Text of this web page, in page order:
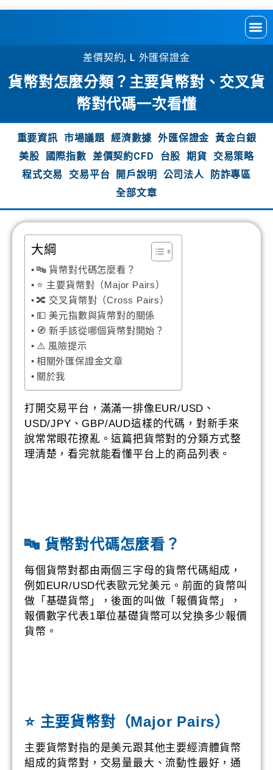
差價契約, L 外匯保證金
貨幣對怎麼分類？主要貨幣對、交叉貨
幣對代碼一次看懂
重要資訊 市場議題 經濟數據 外匯保證金 黃金白銀
美股
國際指數 差價契約CFD 台股 期貨
交易策略
程式交易
交易平台 開戶說明 公司法人
防詐專區
全部文章
大綱
🔤 貨幣對代碼怎麼看？
⭐ 主要貨幣對（Major Pairs）
🔀 交叉貨幣對（Cross Pairs）
💵 美元指數與貨幣對的關係
🧭 新手該從哪個貨幣對開始？
⚠️ 風險提示
相關外匯保證金文章
關於我
打開交易平台，滿滿一排像EUR/USD、
USD/JPY、GBP/AUD這樣的代碼，對新手來
說常常眼花撩亂。這篇把貨幣對的分類方式整
理清楚，看完就能看懂平台上的商品列表。
🔤 貨幣對代碼怎麼看？
每個貨幣對都由兩個三字母的貨幣代碼組成，
例如EUR/USD代表歐元兌美元。前面的貨幣叫
做「基礎貨幣」，後面的叫做「報價貨幣」，
報價數字代表1單位基礎貨幣可以兌換多少報價
貨幣。
⭐ 主要貨幣對（Major Pairs）
主要貨幣對指的是美元跟其他主要經濟體貨幣
組成的貨幣對，交易量最大、流動性最好，通